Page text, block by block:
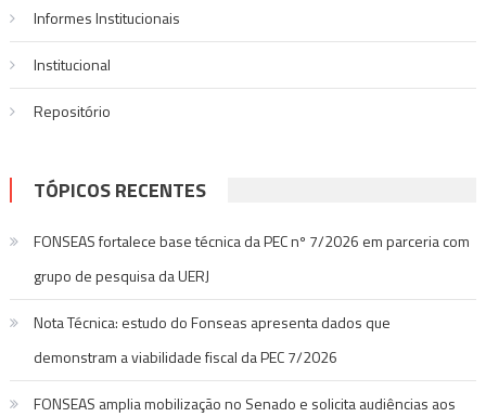
Informes Institucionais
Institucional
Repositório
TÓPICOS RECENTES
FONSEAS fortalece base técnica da PEC nº 7/2026 em parceria com
grupo de pesquisa da UERJ
Nota Técnica: estudo do Fonseas apresenta dados que
demonstram a viabilidade fiscal da PEC 7/2026
FONSEAS amplia mobilização no Senado e solicita audiências aos